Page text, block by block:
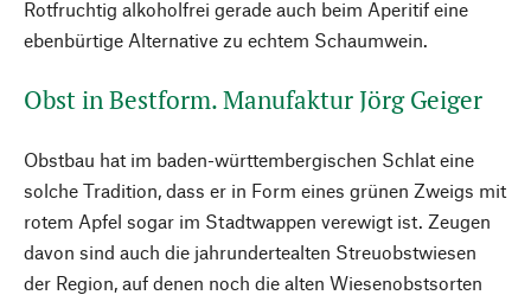
Rotfruchtig alkoholfrei gerade auch beim Aperitif eine
ebenbürtige Alternative zu echtem Schaumwein.
Obst in Bestform. Manufaktur Jörg Geiger
Obstbau hat im baden-württembergischen Schlat eine
solche Tradition, dass er in Form eines grünen Zweigs mit
rotem Apfel sogar im Stadtwappen verewigt ist. Zeugen
davon sind auch die jahrundertealten Streuobstwiesen
der Region, auf denen noch die alten Wiesenobstsorten